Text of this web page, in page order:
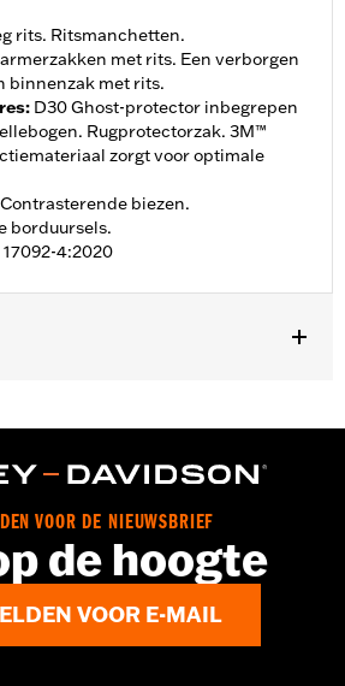
rits. Ritsmanchetten.
met rits. Een verborgen
binnenzak met rits.
: D30 Ghost-protector inbegrepen
Rugprotectorzak. 3M™
zorgt voor optimale
Contrasterende biezen.
borduursels.
17092-4:2020
Geventileerd,Action back - Basic,
,Bodyprotectorzakken
garantie - Ga naar
www.h-
info
VOOR DE NIEUWSBRIEF
de hoogte
VOOR E-MAIL